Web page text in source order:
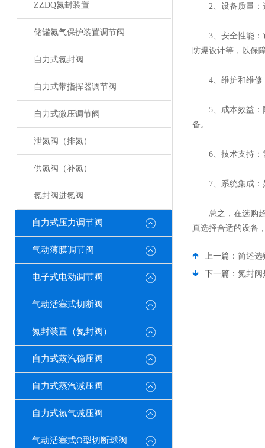
ZZDQ氮封装置
储罐氮气保护装置调节阀
自力式氮封阀
自力式带指挥器调节阀
自力式微压调节阀
泄氮阀（排氮）
供氮阀（补氮）
氮封阀进氮阀
自力式压力调节阀
气动薄膜调节阀
电子式电动调节阀
气动活塞式切断阀
氮封装置（氮封阀）
自力式蒸汽稳压阀
自力式蒸汽减压阀
自力式氮气减压阀
气动活塞式O型切断球阀
2、设备质量：选
3、安全性能：它
防爆设计等，以保
4、维护和维修：
5、成本效益：除
备。
6、技术支持：需
7、系统集成：如
总之，在选购超
真选择合适的设备
上一篇： 简述选
下一篇： 氮封阀